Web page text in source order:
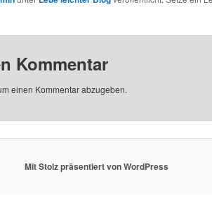
Kommentar
einen Kommentar abzugeben.
Mit Stolz präsentiert von WordPress